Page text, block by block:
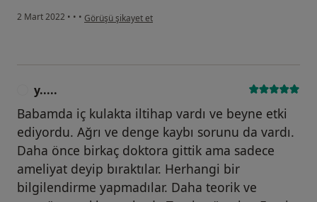
2 Mart 2022 • • • kullanıcının görüşüne göre c.....
Görüşü şikayet et
y.....
Babamda iç kulakta iltihap vardı ve beyne etki
ediyordu. Ağrı ve denge kaybı sorunu da vardı.
Daha önce birkaç doktora gittik ama sadece
ameliyat deyip bıraktılar. Herhangi bir
bilgilendirme yapmadılar. Daha teorik ve